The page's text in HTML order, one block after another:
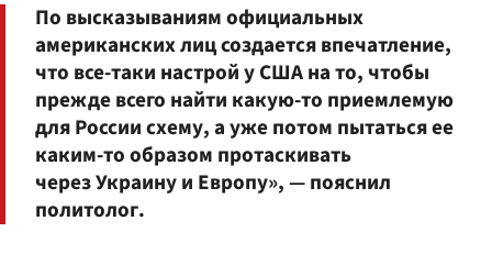
По высказываниям официальных
американских лиц создается впечатление,
что все-таки настрой у США на то, чтобы
прежде всего найти какую-то приемлемую
для России схему, а уже потом пытаться ее
каким-то образом протаскивать
через Украину и Европу», — пояснил
политолог.